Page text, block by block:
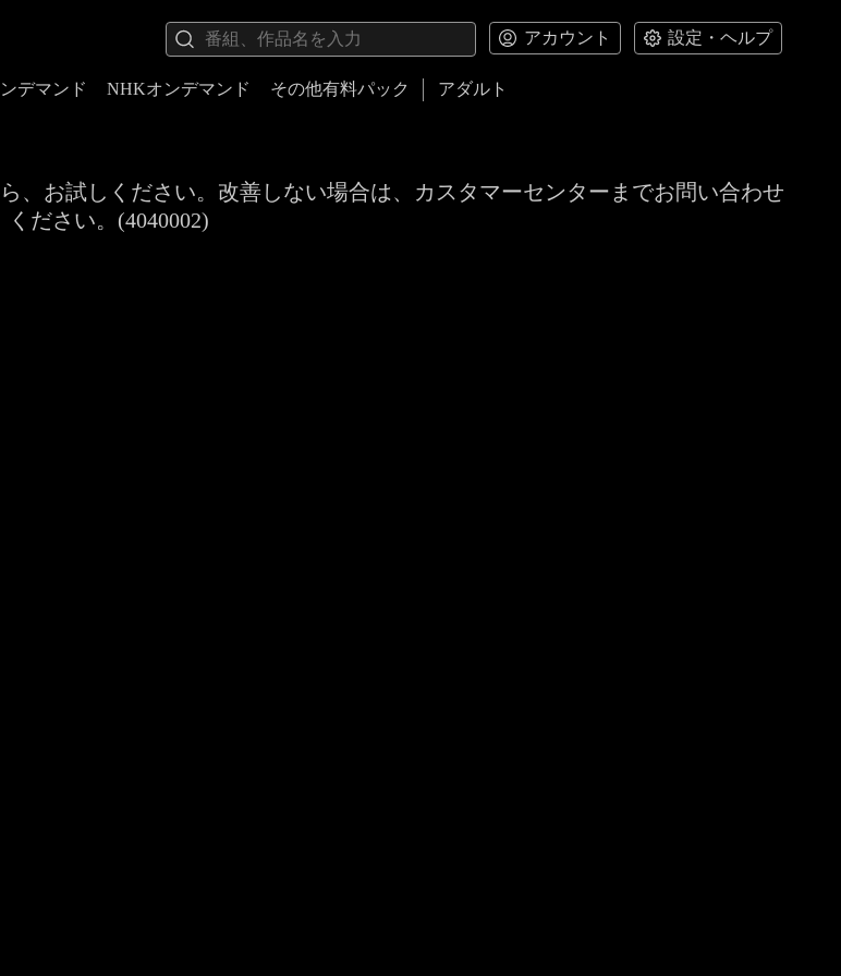
アカウント 設定・ヘルプ
デマンド NHKオンデマンド その他有料パック アダルト
、お試しください。改善しない場合は、カスタマーセンターまでお問い合わせ
ください。(4040002)